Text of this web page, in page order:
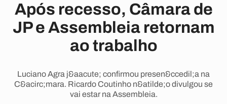
Após recesso, Câmara de
JP e Assembleia retornam
ao trabalho
Luciano Agra j&aacute; confirmou presen&ccedil;a na
C&acirc;mara. Ricardo Coutinho n&atilde;o divulgou se
vai estar na Assembleia.